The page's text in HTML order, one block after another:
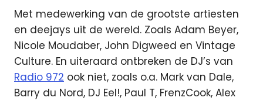
Met medewerking van de grootste artiesten
en deejays uit de wereld. Zoals Adam Beyer,
Nicole Moudaber, John Digweed en Vintage
Culture. En uiteraard ontbreken de DJ’s van
Radio 972 ook niet, zoals o.a. Mark van Dale,
Barry du Nord, DJ Eel!, Paul T, FrenzCook, Alex